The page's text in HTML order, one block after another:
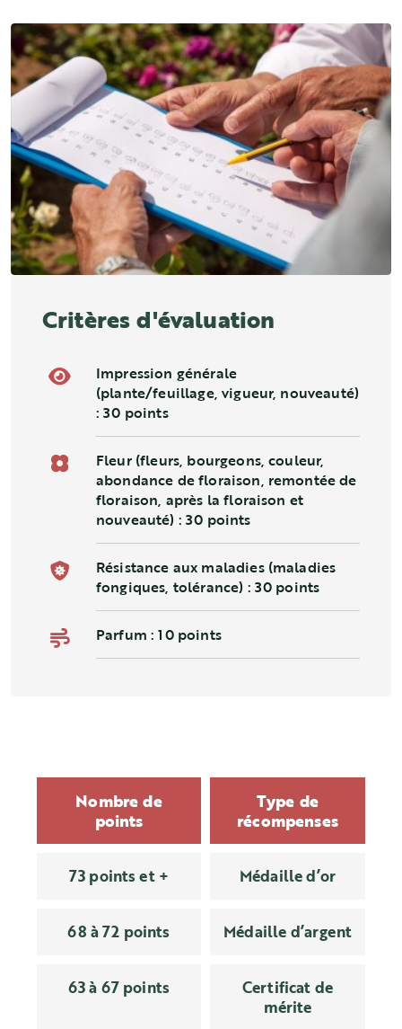
Critères d'évaluation
Impression générale
(plante/feuillage, vigueur, nouveauté)
: 30 points
Fleur (fleurs, bourgeons, couleur,
abondance de floraison, remontée de
floraison, après la floraison et
nouveauté) : 30 points
Résistance aux maladies (maladies
fongiques, tolérance) : 30 points
Parfum : 10 points
Nombre de
points
Type de
récompenses
73 points et + Médaille d’or
68 à 72 points Médaille d’argent
63 à 67 points
Certificat de
mérite